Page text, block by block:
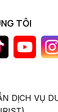
TÔI
DỊCH VỤ